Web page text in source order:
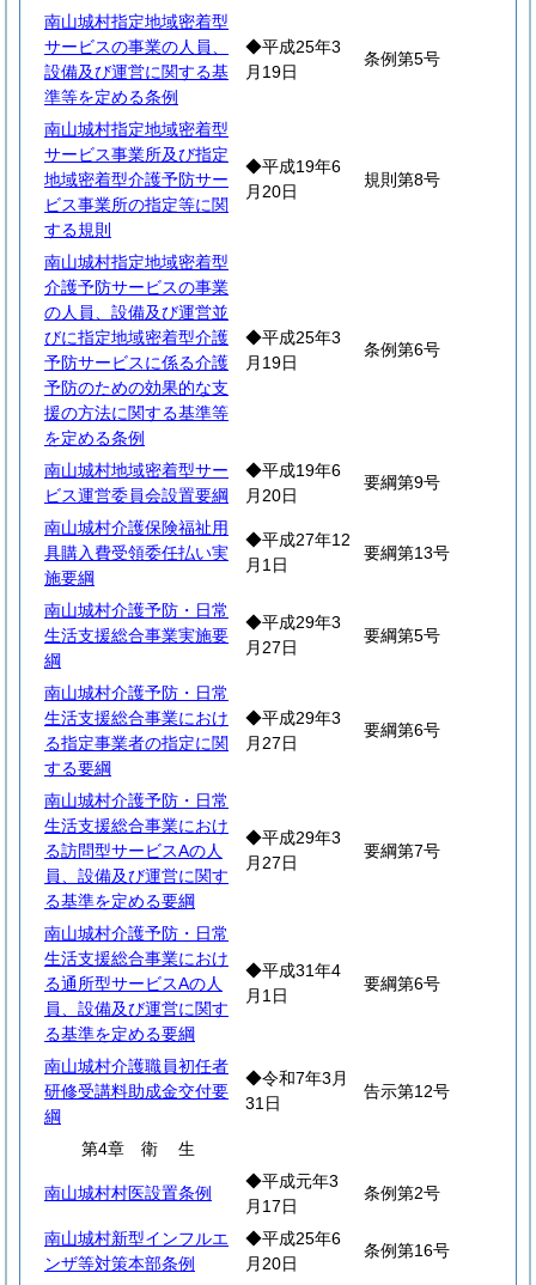
南山城村指定地域密着型
サービスの事業の人員、
設備及び運営に関する基
準等を定める条例
◆平成25年3
月19日
条例第5号
南山城村指定地域密着型
サービス事業所及び指定
地域密着型介護予防サー
ビス事業所の指定等に関
する規則
◆平成19年6
月20日
規則第8号
南山城村指定地域密着型
介護予防サービスの事業
の人員、設備及び運営並
びに指定地域密着型介護
予防サービスに係る介護
予防のための効果的な支
援の方法に関する基準等
を定める条例
◆平成25年3
月19日
条例第6号
南山城村地域密着型サー
ビス運営委員会設置要綱
◆平成19年6
月20日
要綱第9号
南山城村介護保険福祉用
具購入費受領委任払い実
施要綱
◆平成27年12
月1日
要綱第13号
南山城村介護予防・日常
生活支援総合事業実施要
綱
◆平成29年3
月27日
要綱第5号
南山城村介護予防・日常
生活支援総合事業におけ
る指定事業者の指定に関
する要綱
◆平成29年3
月27日
要綱第6号
南山城村介護予防・日常
生活支援総合事業におけ
る訪問型サービスAの人
員、設備及び運営に関す
る基準を定める要綱
◆平成29年3
月27日
要綱第7号
南山城村介護予防・日常
生活支援総合事業におけ
る通所型サービスAの人
員、設備及び運営に関す
る基準を定める要綱
◆平成31年4
月1日
要綱第6号
南山城村介護職員初任者
研修受講料助成金交付要
綱
◆令和7年3月
31日
告示第12号
第4章 衛生
南山城村村医設置条例
◆平成元年3
月17日
条例第2号
南山城村新型インフルエ
ンザ等対策本部条例
◆平成25年6
月20日
条例第16号